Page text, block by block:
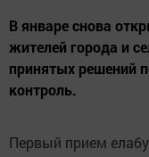
В январе снова
жителей города и
принятых решений
контроль.
Первый прием